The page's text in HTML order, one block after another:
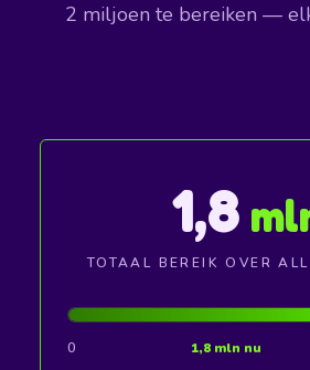
2 miljoen te bereiken —
1,8
TOTAAL BEREIK OVER
0 1,8 mln nu